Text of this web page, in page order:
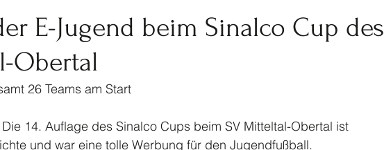
Kinderturnen
E-Jugend beim Sinalco Cup des
Obertal
26 Teams am Start
14. Auflage des Sinalco Cups beim SV Mitteltal-Obertal ist
und war eine tolle Werbung für den Jugendfußball.